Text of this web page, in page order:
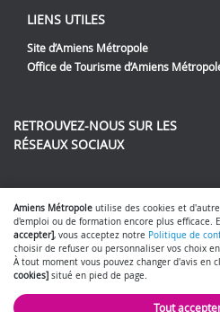
LIENS UTILES
Site d’Amiens Métropole
Office de Tourisme d’Amiens
RETROUVEZ-NOUS SUR LES
RÉSEAUX SOCIAUX
Gérer mes cookies Mentions légales
Nous contacter- ©
Amiens Métropole utilise des cookies et
d'emploi ou de formation encore plus efficace.
accepter], vous acceptez notre Politique de
choisir de refuser ou personnaliser vos choix
À tout moment vous pouvez changer d'avis en
cookies] situé en pied de page.
Tout